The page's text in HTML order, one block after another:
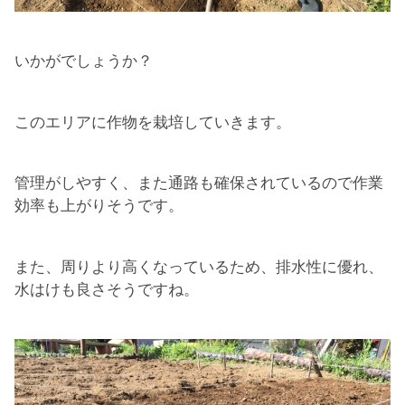
いかがでしょうか？
このエリアに作物を栽培していきます。
管理がしやすく、また通路も確保されているので作業
効率も上がりそうです。
また、周りより高くなっているため、排水性に優れ、
水はけも良さそうですね。